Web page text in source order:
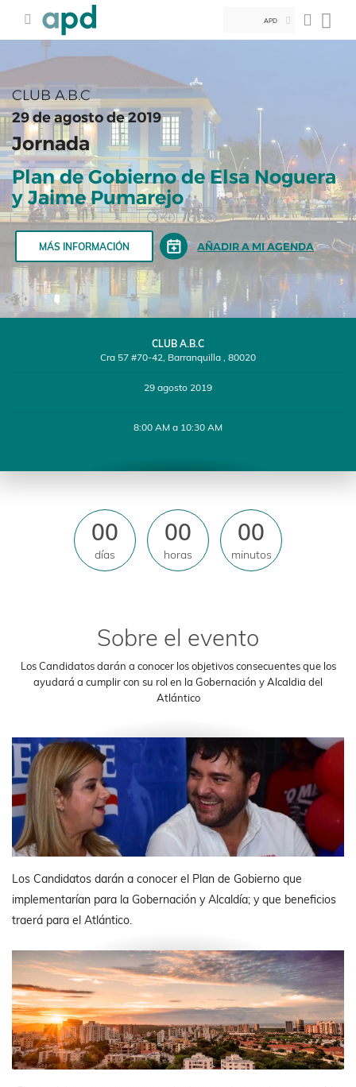
APD
CLUB A.B.C
29 de agosto de 2019
Jornada
Plan de Gobierno de Elsa Noguera
y Jaime Pumarejo
MÁS INFORMACIÓN AÑADIR A MI AGENDA
CLUB A.B.C
Cra 57 #70-42, Barranquilla , 80020
29 agosto 2019
8:00 AM a 10:30 AM
00
días
00
horas
00
minutos
Sobre el evento
Los Candidatos darán a conocer los objetivos consecuentes que los
ayudará a cumplir con su rol en la Gobernación y Alcaldia del
Atlántico
Los Candidatos darán a conocer el Plan de Gobierno que
implementarían para la Gobernación y Alcaldía; y que beneficios
traerá para el Atlántico.